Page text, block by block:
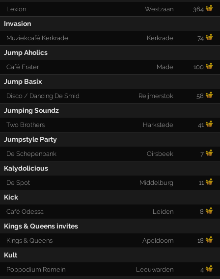
Lexion Westzaan 364
Invasion
Muziekcafé Kerkrade Kerkrade 74
Jump Aholics
Café Frater Made 100
Jump Basix
Disco / Dancing De Smid Reijmerstok 58
Jumping Soundz
Two Brothers Harkstede 41
Jumpstyle Party
De Schepenbank Oirsbeek 7
Kalydolicious
De Spot Middelburg 11
Kick
Café Odessa Leiden 8
Kings & Queens invites
Kings & Queens Apeldoorn 18
Kult
Poppodium Romein Leeuwarden 4